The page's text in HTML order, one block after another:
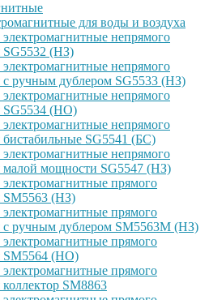
для воды и воздуха
непрямого
SG5532 (НЗ)
непрямого
с ручным дублером SG5533 (НЗ)
непрямого
SG5534 (НО)
непрямого
бистабильные SG5541 (БС)
непрямого
малой мощности SG5547 (НЗ)
прямого
SM5563 (НЗ)
прямого
с ручным дублером SM5563M (НЗ)
прямого
SM5564 (НО)
прямого
коллектор SM8863